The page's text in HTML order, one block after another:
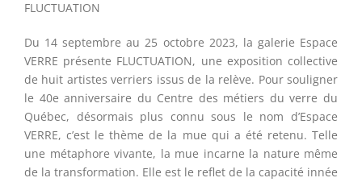
FLUCTUATION
Du 14 septembre au 25 octobre 2023, la galerie Espace
VERRE présente FLUCTUATION, une exposition collective
de huit artistes verriers issus de la relève. Pour souligner
le 40e anniversaire du Centre des métiers du verre du
Québec, désormais plus connu sous le nom d’Espace
VERRE, c’est le thème de la mue qui a été retenu. Telle
une métaphore vivante, la mue incarne la nature même
de la transformation. Elle est le reflet de la capacité innée